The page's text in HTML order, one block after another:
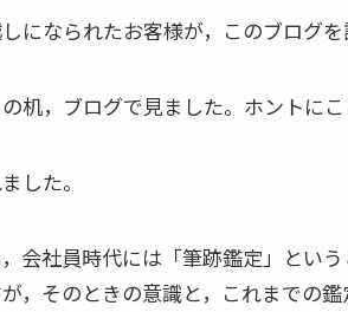
になられたお客様が，このブログを
の机，ブログで見ました。ホントに
した。
会社員時代には「筆跡鑑定」とい
，そのときの意識と，これまでの